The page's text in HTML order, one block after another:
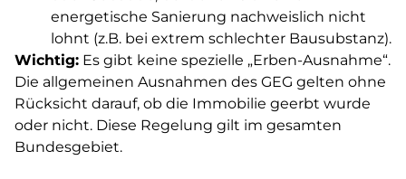
energetische Sanierung nachweislich nicht
lohnt (z.B. bei extrem schlechter Bausubstanz).
Wichtig: Es gibt keine spezielle „Erben-Ausnahme“.
Die allgemeinen Ausnahmen des GEG gelten ohne
Rücksicht darauf, ob die Immobilie geerbt wurde
oder nicht. Diese Regelung gilt im gesamten
Bundesgebiet.